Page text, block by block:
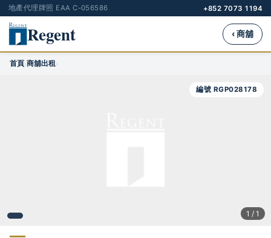
地產代理牌照 EAA C-056586 +852 7073 1194
Regent ‹ 商舖
首頁›商舖出租›
編號 RGP028178
1 / 1